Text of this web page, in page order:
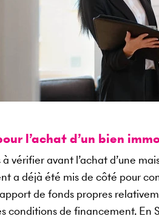
l’achat d’un bien
à vérifier avant l’achat d’une
a déjà été mis de côté pour
de fonds propres
conditions de financement. En